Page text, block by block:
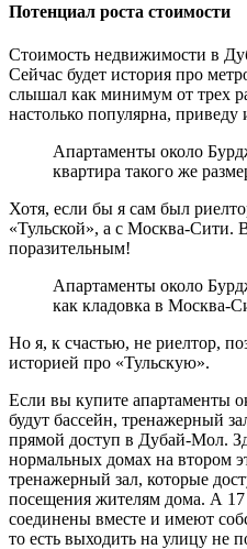
Потенциал роста стоимости
Стоимость недвижимости в
Сейчас будет история про
слышал как минимум от трех
настолько популярна, приведу
Апартаменты около
квартира такого же
Хотя, если бы я сам был
«Тульской», а с Москва-Сити.
поразительным!
Апартаменты около
как кладовка в Москва-
Но я, к счастью, не риелтор,
историей про «Тульскую».
Если вы купите апартаменты
будут бассейн, тренажерный
прямой доступ в Дубай-Мол.
нормальных домах на втором
тренажерный зал, которые
посещения жителям дома. А 17
соединены вместе и имеют
то есть выходить на улицу не